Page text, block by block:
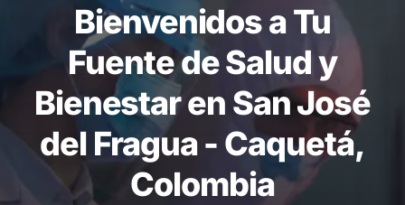
Bienvenidos a Tu
Fuente de Salud y
Bienestar en San José
del Fragua - Caquetá,
Colombia